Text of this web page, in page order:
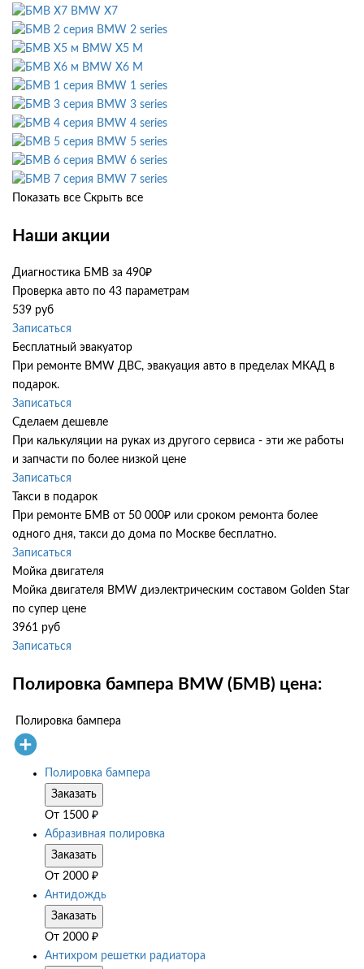
BMW X7
BMW 2 series
BMW X5 M
BMW X6 M
BMW 1 series
BMW 3 series
BMW 4 series
BMW 5 series
BMW 6 series
BMW 7 series
Показать все Скрыть все
Наши акции
Диагностика БМВ за 490₽
Проверка авто по 43 параметрам
539 руб
Записаться
Бесплатный эвакуатор
При ремонте BMW ДВС, эвакуация авто в пределах МКАД в
подарок.
Записаться
Сделаем дешевле
При калькуляции на руках из другого сервиса - эти же работы
и запчасти по более низкой цене
Записаться
Такси в подарок
При ремонте БМВ от 50 000₽ или сроком ремонта более
одного дня, такси до дома по Москве бесплатно.
Записаться
Мойка двигателя
Мойка двигателя BMW диэлектрическим составом Golden Star
по супер цене
3961 руб
Записаться
Полировка бампера BMW (БМВ) цена:
Полировка бампера
Полировка бампера
Заказать
От 1500 ₽
Абразивная полировка
Заказать
От 2000 ₽
Антидождь
Заказать
От 2000 ₽
Антихром решетки радиатора